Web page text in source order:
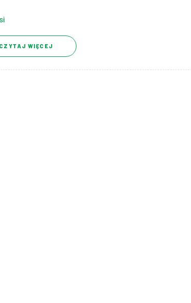
CZYTAJ WIĘCEJ